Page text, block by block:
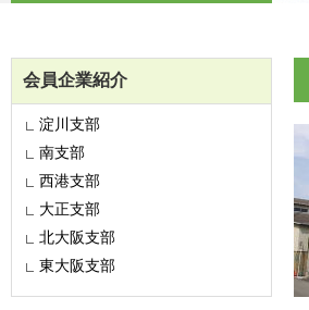
会員企業紹介
淀川支部
南支部
西港支部
大正支部
北大阪支部
東大阪支部